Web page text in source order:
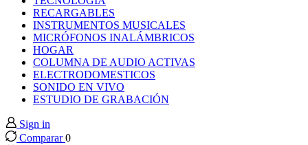
panel
panel
panel
panel
RECARGABLES
INSTRUMENTOS MUSICALES
MICRÓFONOS INALÁMBRICOS
HOGAR
COLUMNA DE AUDIO ACTIVAS
ELECTRODOMESTICOS
SONIDO EN VIVO
ESTUDIO DE GRABACIÓN
Sign in
Comparar0